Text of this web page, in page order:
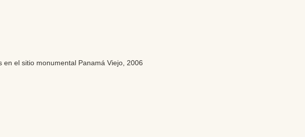
el sitio monumental Panamá Viejo, 2006